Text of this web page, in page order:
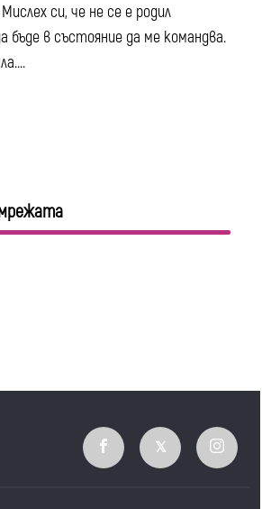
си, че не се е родил
бъде в състояние да ме командва.